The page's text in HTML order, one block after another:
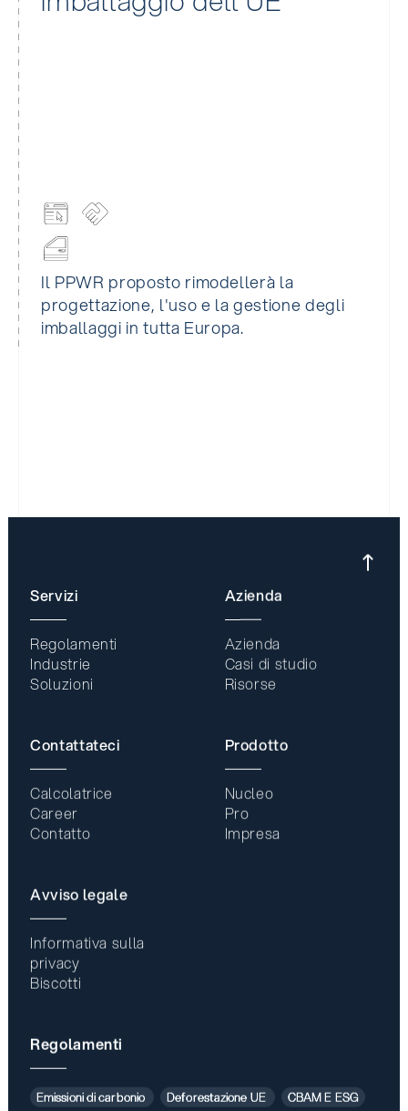
Il PPWR proposto rimodellerà la
progettazione, l'uso e la gestione degli
imballaggi in tutta Europa.
Servizi
Regolamenti
Industrie
Soluzioni
Azienda
Azienda
Casi di studio
Risorse
Contattateci
Calcolatrice
Career
Contatto
Prodotto
Nucleo
Pro
Impresa
Avviso legale
Informativa sulla
privacy
Biscotti
Regolamenti
Emissioni di carbonio Deforestazione UE
CBAM E ESG